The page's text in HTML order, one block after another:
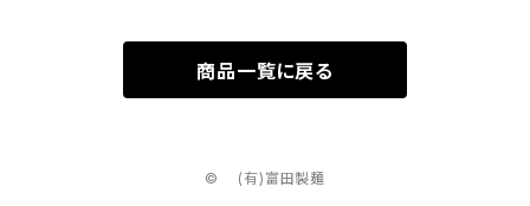
商品一覧に戻る
© (有)富田製麺